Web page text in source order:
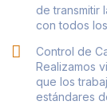
de transmitir
con todos
Control de
Realizamos
que los
estándares